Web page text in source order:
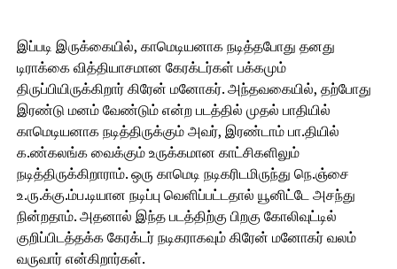
இப்படி இருக்கையில், காமெடியனாக நடித்தபோது தனது
டிராக்கை வித்தியாசமான கேரக்டர்கள் பக்கமும்
திருப்பியிருக்கிறார் கிரேன் மனோகர். அந்தவகையில், தற்போது
இரண்டு மனம் வேண்டும் என்ற படத்தில் முதல் பாதியில்
காமெடியனாக நடித்திருக்கும் அவர், இரண்டாம் பா.தியில்
க.ண்கலங்க வைக்கும் உருக்கமான காட்சிகளிலும்
நடித்திருக்கிறாராம். ஒரு காமெடி நடிகரிடமிருந்து நெ.ஞ்சை
உ.ரு.க்கு.ம்ப.டியான நடிப்பு வெளிப்பட்டதால் யூனிட்டே அசந்து
நின்றதாம். அதனால் இந்த படத்திற்கு பிறகு கோலிவுட்டில்
குறிப்பிடத்தக்க கேரக்டர் நடிகராகவும் கிரேன் மனோகர் வலம்
வருவார் என்கிறார்கள்.